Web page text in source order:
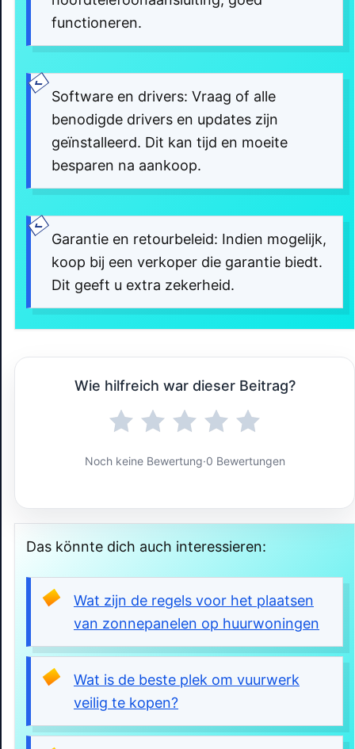
functioneren.
Software en drivers: Vraag of alle
benodigde drivers en updates zijn
geïnstalleerd. Dit kan tijd en moeite
besparen na aankoop.
Garantie en retourbeleid: Indien mogelijk,
koop bij een verkoper die garantie biedt.
Dit geeft u extra zekerheid.
Wie hilfreich war dieser Beitrag?
Noch keine Bewertung·0 Bewertungen
Das könnte dich auch interessieren:
Wat zijn de regels voor het plaatsen
van zonnepanelen op huurwoningen
Wat is de beste plek om vuurwerk
veilig te kopen?